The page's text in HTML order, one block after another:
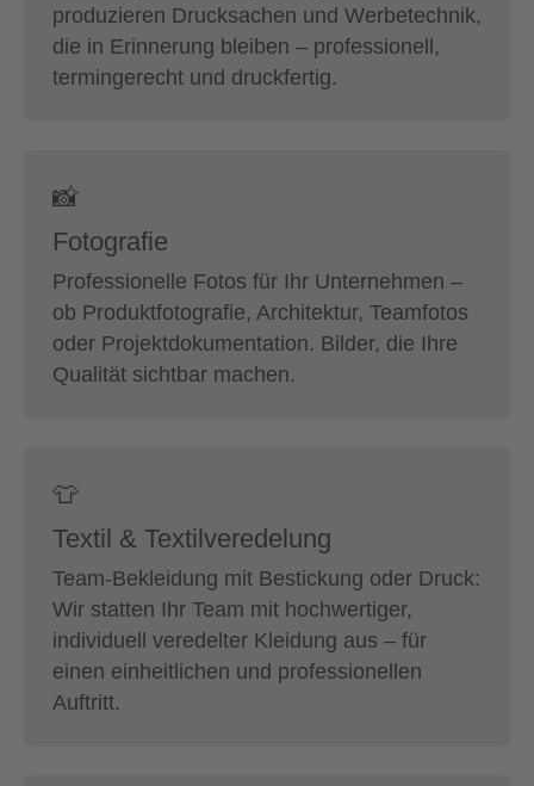
produzieren Drucksachen und Werbetechnik,
die in Erinnerung bleiben – professionell,
termingerecht und druckfertig.
📸
Fotografie
Professionelle Fotos für Ihr Unternehmen –
ob Produktfotografie, Architektur, Teamfotos
oder Projektdokumentation. Bilder, die Ihre
Qualität sichtbar machen.
👕
Textil & Textilveredelung
Team-Bekleidung mit Bestickung oder Druck:
Wir statten Ihr Team mit hochwertiger,
individuell veredelter Kleidung aus – für
einen einheitlichen und professionellen
Auftritt.